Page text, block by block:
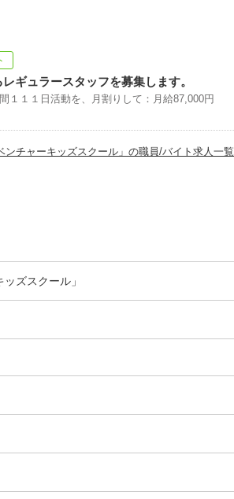
ギュラースタッフを募集します。
１１１日活動を、月割りして：月給87,000円
チャーキッズスクール」の職員/バイト求人一覧
ズスクール」